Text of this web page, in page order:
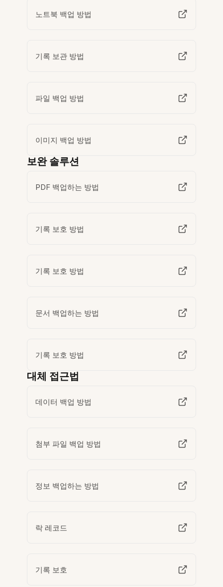
노트북 백업 방법
기록 보관 방법
파일 백업 방법
이미지 백업 방법
보완 솔루션
PDF 백업하는 방법
기록 보호 방법
기록 보호 방법
문서 백업하는 방법
기록 보호 방법
대체 접근법
데이터 백업 방법
첨부 파일 백업 방법
정보 백업하는 방법
락 레코드
기록 보호